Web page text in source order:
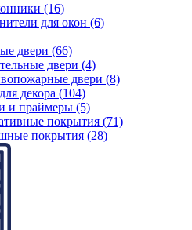
(16)
для окон (6)
двери (66)
двери (4)
двери (8)
декора (104)
и праймеры (5)
покрытия (71)
покрытия (28)